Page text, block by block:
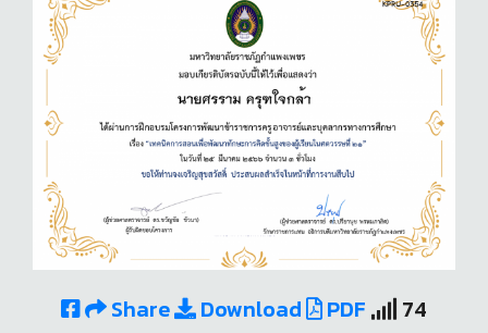
Share Download PDF 74